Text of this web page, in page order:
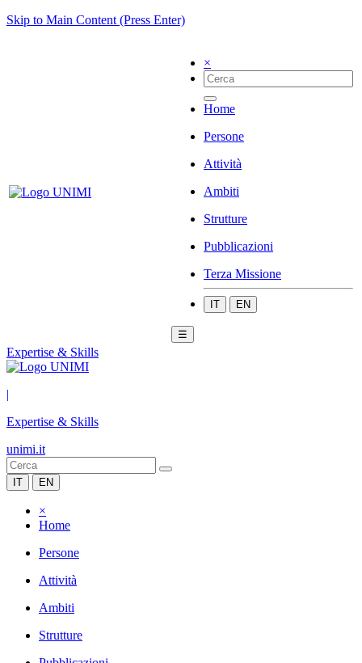
Skip to Main Content (Press Enter)
×
Home
Persone
Attività
Ambiti
Strutture
Pubblicazioni
Terza Missione
IT EN
☰
Expertise & Skills
|
Expertise & Skills
unimi.it
IT EN
×
Home
Persone
Attività
Ambiti
Strutture